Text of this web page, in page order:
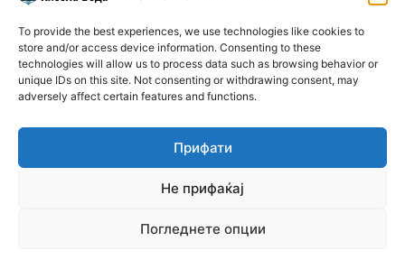
To provide the best experiences, we use technologies like cookies to
store and/or access device information. Consenting to these
technologies will allow us to process data such as browsing behavior or
unique IDs on this site. Not consenting or withdrawing consent, may
adversely affect certain features and functions.
Прифати
Не прифаќај
Погледнете опции